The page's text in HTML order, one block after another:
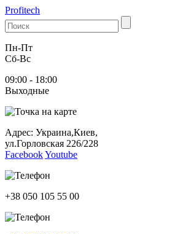
Profitech
Пн-Пт
Cб-Вс
09:00 - 18:00
Выходные
Адрес: Украина,Киев,
ул.Горловская 226/228
FacebookYoutube
+38 050 105 55 00